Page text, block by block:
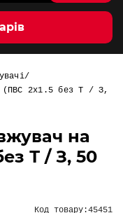
(ПВС 2х1.5 без Т / З,
на
Т / З, 50
Код товару:45451